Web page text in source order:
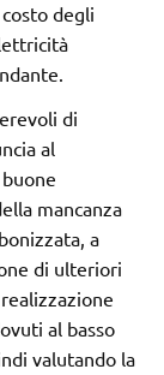
degli
di
al
mancanza
a
di ulteriori
al basso
valutando la